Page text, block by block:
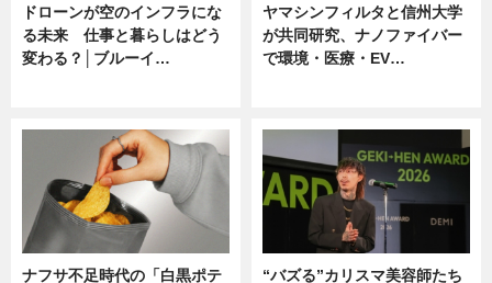
ドローンが空のインフラにな
る未来 仕事と暮らしはどう
変わる？│ブルーイ…
ヤマシンフィルタと信州大学
が共同研究、ナノファイバー
で環境・医療・EV…
ナフサ不足時代の「白黒ポテ
“バズる”カリスマ美容師たち